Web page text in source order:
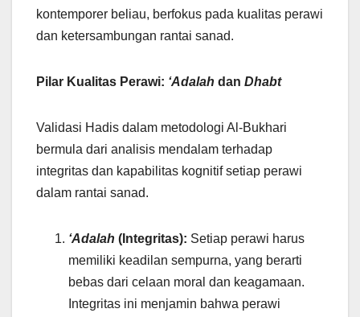
kontemporer beliau, berfokus pada kualitas perawi
dan ketersambungan rantai sanad.
Pilar Kualitas Perawi: ‘Adalah dan Dhabt
Validasi Hadis dalam metodologi Al-Bukhari
bermula dari analisis mendalam terhadap
integritas dan kapabilitas kognitif setiap perawi
dalam rantai sanad.
‘Adalah (Integritas): Setiap perawi harus
memiliki keadilan sempurna, yang berarti
bebas dari celaan moral dan keagamaan.
Integritas ini menjamin bahwa perawi